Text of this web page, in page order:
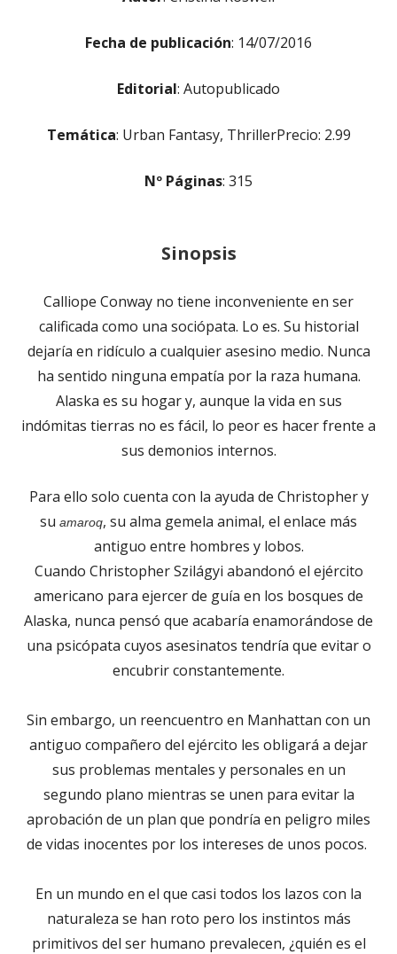
Fecha de publicación: 14/07/2016
Editorial: Autopublicado
Temática: Urban Fantasy, ThrillerPrecio: 2.99
Nº Páginas: 315
Sinopsis
Calliope Conway no tiene inconveniente en ser
calificada como una sociópata. Lo es. Su historial
dejaría en ridículo a cualquier asesino medio. Nunca
ha sentido ninguna empatía por la raza humana.
Alaska es su hogar y, aunque la vida en sus
indómitas tierras no es fácil, lo peor es hacer frente a
sus demonios internos.
Para ello solo cuenta con la ayuda de Christopher y
su amaroq, su alma gemela animal, el enlace más
antiguo entre hombres y lobos.
Cuando Christopher Szilágyi abandonó el ejército
americano para ejercer de guía en los bosques de
Alaska, nunca pensó que acabaría enamorándose de
una psicópata cuyos asesinatos tendría que evitar o
encubrir constantemente.
Sin embargo, un reencuentro en Manhattan con un
antiguo compañero del ejército les obligará a dejar
sus problemas mentales y personales en un
segundo plano mientras se unen para evitar la
aprobación de un plan que pondría en peligro miles
de vidas inocentes por los intereses de unos pocos.
En un mundo en el que casi todos los lazos con la
naturaleza se han roto pero los instintos más
primitivos del ser humano prevalecen, ¿quién es el